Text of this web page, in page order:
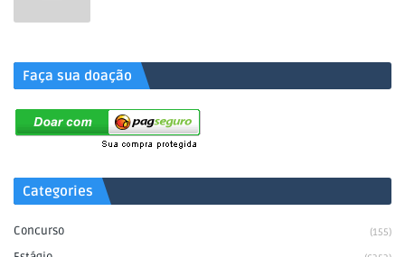
Faça sua doação
Categories
Concurso (155)